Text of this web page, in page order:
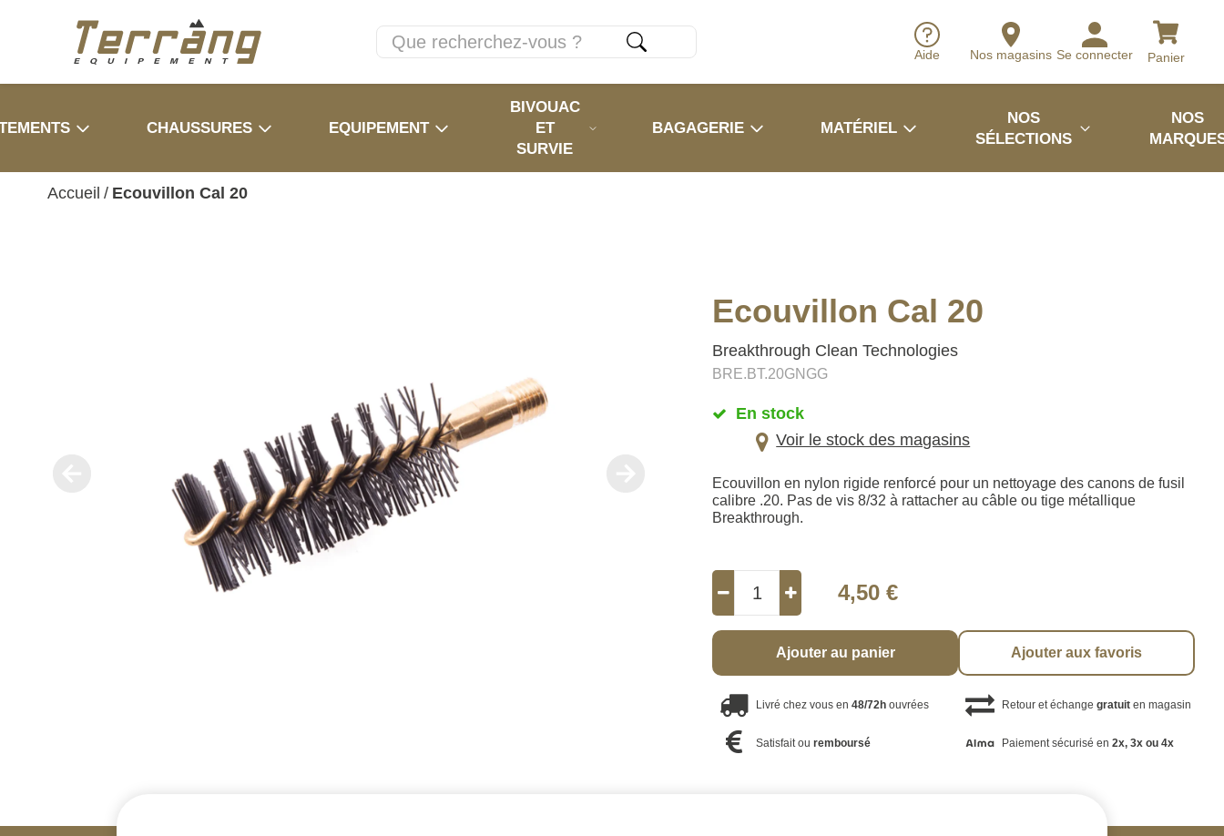
Aide Nos magasins Se connecter Panier
CHAUSSURES EQUIPEMENT
BIVOUAC
ET
SURVIE
BAGAGERIE MATÉRIEL
NOS
SÉLECTIONS
NOS
Accueil / Ecouvillon Cal 20
Ecouvillon Cal 20
Breakthrough Clean Technologies
BRE.BT.20GNGG
En stock
Voir le stock des magasins
Ecouvillon en nylon rigide renforcé pour un nettoyage des canons de fusil
calibre .20. Pas de vis 8/32 à rattacher au câble ou tige métallique
Breakthrough.
4,50 €
Ajouter au panier Ajouter aux favoris
Livré chez vous en48/72h ouvrées Retour et échange gratuiten magasin
Satisfait ouremboursé Paiement sécurisé en 2x, 3x ou 4x